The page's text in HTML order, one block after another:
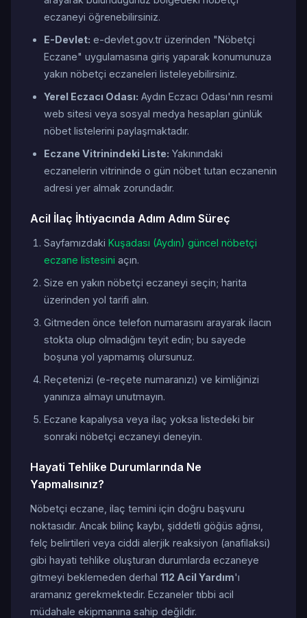
eczaneyi öğrenebilirsiniz.
E-Devlet: e-devlet.gov.tr üzerinden "Nöbetçi
Eczane" uygulamasına giriş yaparak konumunuza
yakın nöbetçi eczaneleri listeleyebilirsiniz.
Yerel Eczacı Odası: Aydın Eczacı Odası'nın resmi
web sitesi veya sosyal medya hesapları günlük
nöbet listelerini paylaşmaktadır.
Eczane Vitrinindeki Liste: Yakınındaki
eczanelerin vitrininde o gün nöbet tutan eczanenin
adresi yer almak zorundadır.
Acil İlaç İhtiyacında Adım Adım Süreç
Sayfamızdaki Kuşadası (Aydın) güncel nöbetçi
eczane listesini açın.
Size en yakın nöbetçi eczaneyi seçin; harita
üzerinden yol tarifi alın.
Gitmeden önce telefon numarasını arayarak ilacın
stokta olup olmadığını teyit edin; bu sayede
boşuna yol yapmamış olursunuz.
Reçetenizi (e-reçete numaranızı) ve kimliğinizi
yanınıza almayı unutmayın.
Eczane kapalıysa veya ilaç yoksa listedeki bir
sonraki nöbetçi eczaneyi deneyin.
Hayati Tehlike Durumlarında Ne
Yapmalısınız?
Nöbetçi eczane, ilaç temini için doğru başvuru
noktasıdır. Ancak bilinç kaybı, şiddetli göğüs ağrısı,
felç belirtileri veya ciddi alerjik reaksiyon (anafilaksi)
gibi hayati tehlike oluşturan durumlarda eczaneye
gitmeyi beklemeden derhal 112 Acil Yardım'ı
aramanız gerekmektedir. Eczaneler tıbbi acil
müdahale ekipmanına sahip değildir.